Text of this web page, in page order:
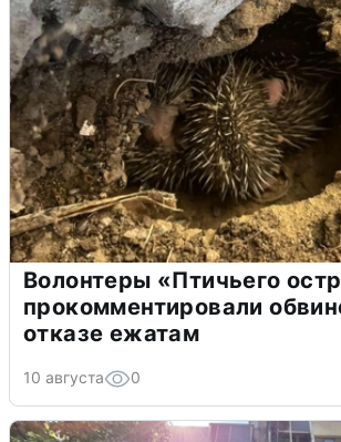
Волонтеры «Птичьего
прокомментировали
отказе ежатам
10 августа 0